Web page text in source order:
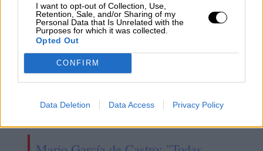
I want to opt-out of Collection, Use,
Retention, Sale, and/or Sharing of my
Personal Data that Is Unrelated with the
Purposes for which it was collected.
Opted Out
CONFIRM
Data Deletion Data Access Privacy Policy